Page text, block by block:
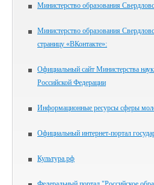
Министерство образования
Министерство образования
страницу «ВКонтакте»:
Официальный сайт Министерства
Российской Федерации
Информационные ресурсы сферы
Официальный интернет-портал
Культура.рф